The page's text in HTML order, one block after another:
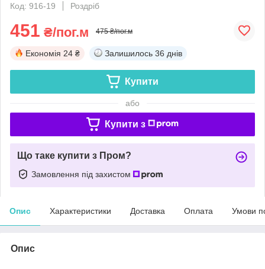
Код: 916-19
Роздріб
451 ₴/пог.м 475 ₴/пог.м
Економія 24 ₴ Залишилось 36 днів
Купити
або
Купити з
Що таке купити з Пром?
Замовлення під захистом
Опис Характеристики Доставка Оплата Умови
Опис